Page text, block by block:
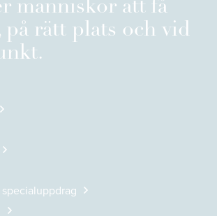
människor att få
på rätt plats och vid